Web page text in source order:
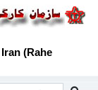
(Rahe